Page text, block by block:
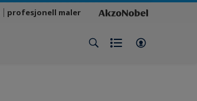
profesjonell maler